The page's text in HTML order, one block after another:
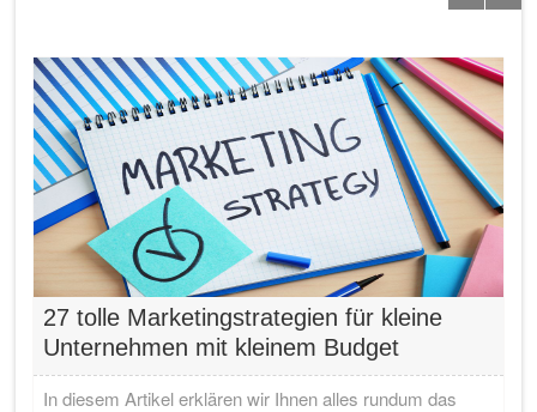
27 tolle Marketingstrategien für kleine
Unternehmen mit kleinem Budget
In diesem Artikel erklären wir Ihnen alles rundum das